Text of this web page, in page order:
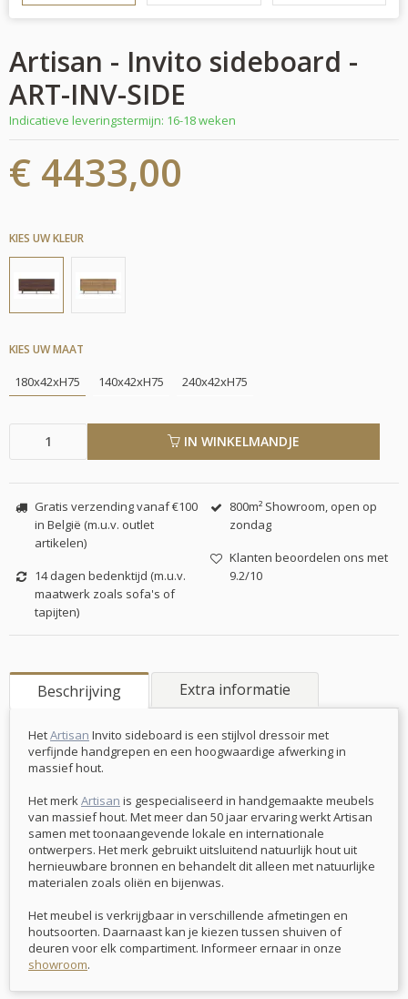
Artisan - Invito sideboard -
ART-INV-SIDE
Indicatieve leveringstermijn: 16-18 weken
€ 4433,00
KIES UW KLEUR
KIES UW MAAT
180x42xH75 140x42xH75 240x42xH75
IN WINKELMANDJE
Gratis verzending vanaf €100
in België (m.u.v. outlet
artikelen)
14 dagen bedenktijd (m.u.v.
maatwerk zoals sofa's of
tapijten)
800m² Showroom, open op
zondag
Klanten beoordelen ons met
9.2/10
Beschrijving Extra informatie
HetArtisan Invito sideboard is een stijlvol dressoir met
verfijnde handgrepen en een hoogwaardige afwerking in
massief hout.
Het merkArtisan is gespecialiseerd in handgemaakte meubels
van massief hout. Met meer dan 50 jaar ervaring werkt Artisan
samen met toonaangevende lokale en internationale
ontwerpers. Het merk gebruikt uitsluitend natuurlijk hout uit
hernieuwbare bronnen en behandelt dit alleen met natuurlijke
materialen zoals oliën en bijenwas.
Het meubel is verkrijgbaar in verschillende afmetingen en
houtsoorten. Daarnaast kan je kiezen tussen shuiven of
deuren voor elk compartiment. Informeer ernaar in onze
showroom.